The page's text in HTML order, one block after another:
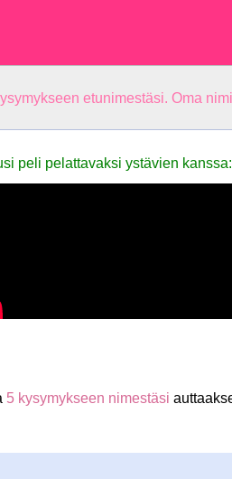
etunimestäsi. Oma
peli pelattavaksi ystävien kanssa:
5 kysymykseen nimestäsi